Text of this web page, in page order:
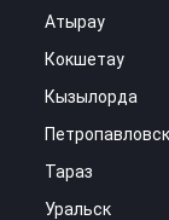
Атырау
Кокшетау
Кызылорда
Петропавловск
Тараз
Уральск